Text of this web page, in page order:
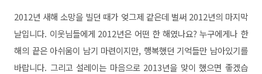
2012년 새해 소망을 빌던 때가 엊그제 같은데 벌써 2012년의 마지막
날입니다. 이웃님들에게 2012년은 어떤 한 해였나요? 누구에게나 한
해의 끝은 아쉬움이 남기 마련이지만, 행복했던 기억들만 남아있기를
바랍니다. 그리고 설레이는 마음으로 2013년을 맞이 했으면 좋겠습